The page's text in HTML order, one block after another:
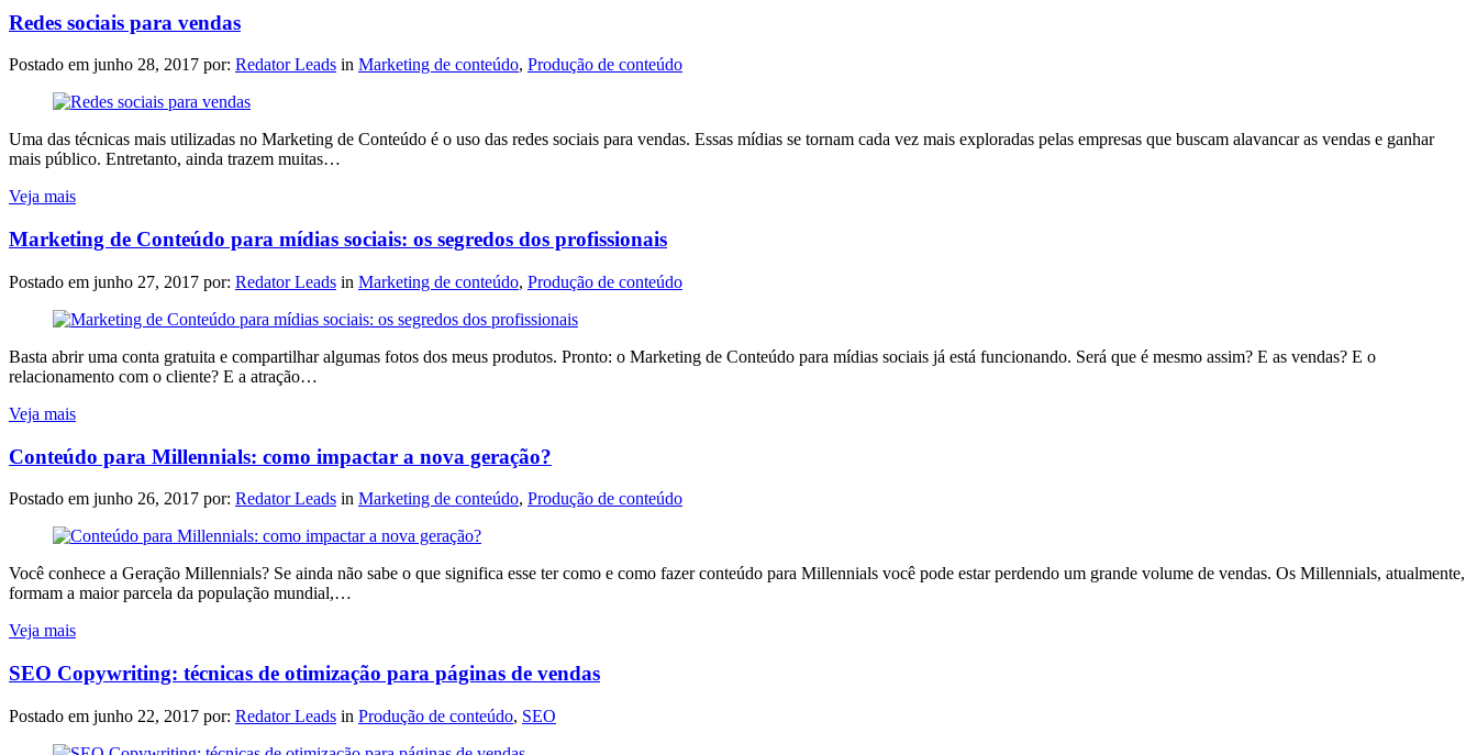
Redes sociais para vendas
Postado em junho 28, 2017 por: Redator Leads in Marketing de conteúdo, Produção de conteúdo
Uma das técnicas mais utilizadas no Marketing de Conteúdo é o uso das redes sociais para vendas. Essas mídias se tornam cada vez mais exploradas pelas empresas que buscam alavancar as vendas e ganhar
mais público. Entretanto, ainda trazem muitas…
Veja mais
Marketing de Conteúdo para mídias sociais: os segredos dos profissionais
Postado em junho 27, 2017 por: Redator Leads in Marketing de conteúdo, Produção de conteúdo
Basta abrir uma conta gratuita e compartilhar algumas fotos dos meus produtos. Pronto: o Marketing de Conteúdo para mídias sociais já está funcionando. Será que é mesmo assim? E as vendas? E o
relacionamento com o cliente? E a atração…
Veja mais
Conteúdo para Millennials: como impactar a nova geração?
Postado em junho 26, 2017 por: Redator Leads in Marketing de conteúdo, Produção de conteúdo
Você conhece a Geração Millennials? Se ainda não sabe o que significa esse ter como e como fazer conteúdo para Millennials você pode estar perdendo um grande volume de vendas. Os Millennials, atualmente,
formam a maior parcela da população mundial,…
Veja mais
SEO Copywriting: técnicas de otimização para páginas de vendas
Postado em junho 22, 2017 por: Redator Leads in Produção de conteúdo, SEO